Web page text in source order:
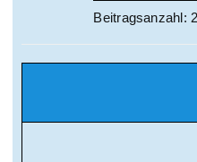
Beitragsanzahl: